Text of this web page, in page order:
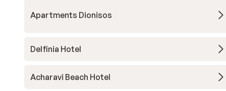
Apartments Dionisos
Delfinia Hotel
Acharavi Beach Hotel